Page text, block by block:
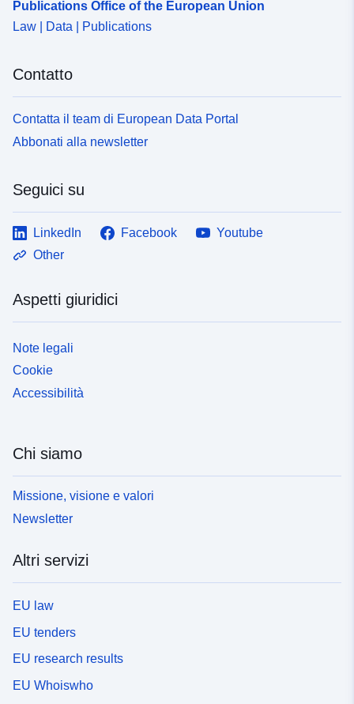
Publications Office of the European Union
Law | Data | Publications
Contatto
Contatta il team di European Data Portal
Abbonati alla newsletter
Seguici su
LinkedIn Facebook
Youtube
Other
Aspetti giuridici
Note legali
Cookie
Accessibilità
Chi siamo
Missione, visione e valori
Newsletter
Altri servizi
EU law
EU tenders
EU research results
EU Whoiswho